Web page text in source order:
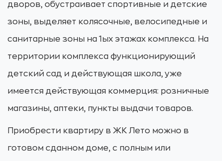
дворов, обустраивает спортивные и детские
зоны, выделяет колясочные, велосипедные и
санитарные зоны на 1ых этажах комплекса. На
территории комплекса функционирующий
детский сад и действующая школа, уже
имеется действующая коммерция: розничные
магазины, аптеки, пункты выдачи товаров.
Приобрести квартиру в ЖК Лето можно в
готовом сданном доме, с полным или